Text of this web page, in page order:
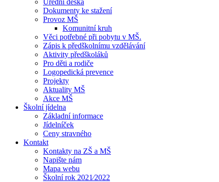
Úřední deska
Dokumenty ke stažení
Provoz MŠ
Komunitní kruh
Věci potřebné při pobytu v MŠ.
Zápis k předškolnímu vzdělávání
Aktivity předškoláků
Pro děti a rodiče
Logopedická prevence
Projekty
Aktuality MŠ
Akce MŠ
Školní jídelna
Základní informace
Jídelníček
Ceny stravného
Kontakt
Kontakty na ZŠ a MŠ
Napište nám
Mapa webu
Školní rok 2021⁄2022